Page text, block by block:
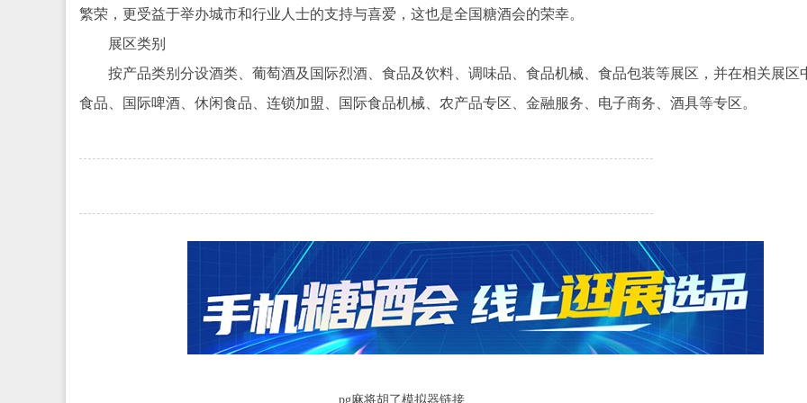
繁荣，更受益于举办城市和行业人士的支持与喜爱，这也是全国糖酒会的荣幸。
展区类别
按产品类别分设酒类、葡萄酒及国际烈酒、食品及饮料、调味品、食品机械、食品包装等展区，并在相关展区
食品、国际啤酒、休闲食品、连锁加盟、国际食品机械、农产品专区、金融服务、电子商务、酒具等专区。
pg麻将胡了模拟器链接